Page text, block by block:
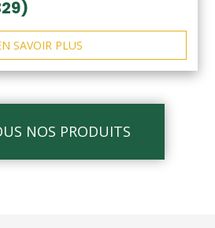
SAVOIR PLUS
NOS PRODUITS